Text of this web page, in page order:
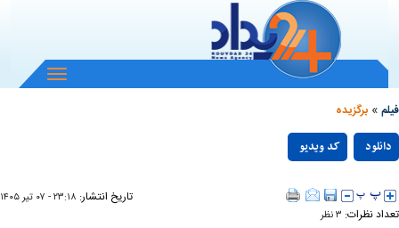
باز
و
فیلم » برگزیده
Video
کد ویدیو دانلود
تاریخ انتشار: ۲۳:۱۸ - ۰۷ تير ۱۴۰۵
تعداد نظرات: ۳ نظر